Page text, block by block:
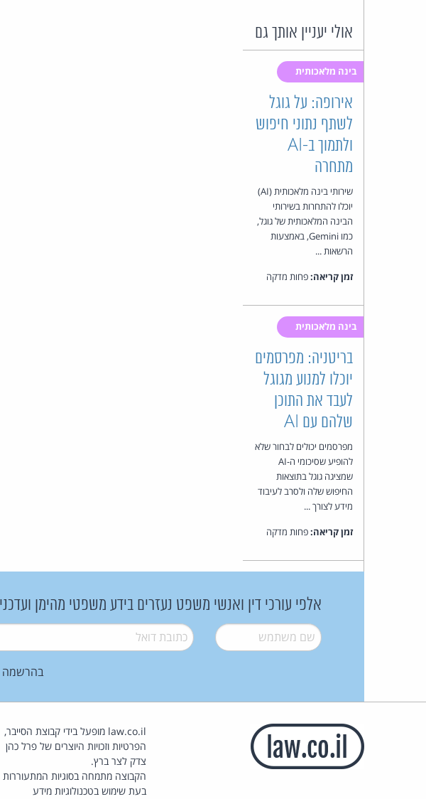
אולי יעניין אותך גם
בינה מלאכותית
אירופה: על גוגל
לשתף נתוני חיפוש
ולתמוך ב-AI
מתחרה
שירותי בינה מלאכותית (AI)
יוכלו להתחרות בשירותי
הבינה המלאכותית של גוגל,
כמו Gemini, באמצעות
הרשאות ...
זמן קריאה:פחות מדקה
בינה מלאכותית
בריטניה: מפרסמים
יוכלו למנוע מגוגל
לעבד את התוכן
שלהם עם AI
מפרסמים יכולים לבחור שלא
להופיע שסיכומי ה-AI
שמציגה גוגל בתוצאות
החיפוש שלה ולסרב לעיבוד
מידע לצורך ...
זמן קריאה:פחות מדקה
אלפי עורכי דין ואנשי משפט נעזרים בידע משפטי מהימן
שם משתמש* דואל*
בהרשמה
law.co.il מופעל בידי קבוצת הסייבר,
הפרטיות וזכויות היוצרים של פרל כהן
צדק לצר ברץ.
הקבוצה מתמחה בסוגיות המתעוררות
בעת שימוש בטכנולוגיות מידע